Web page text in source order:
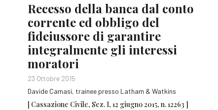
Recesso della banca dal conto
corrente ed obbligo del
fideiussore di garantire
integralmente gli interessi
moratori
23 Ottobre 2015
Davide Camasi, trainee presso Latham & Watkins
[ Cassazione Civile, Sez. I, 12 giugno 2015, n. 12263 ]